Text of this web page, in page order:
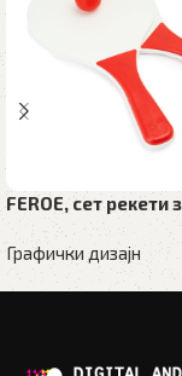
FEROE, сет рекети
Графички дизајн